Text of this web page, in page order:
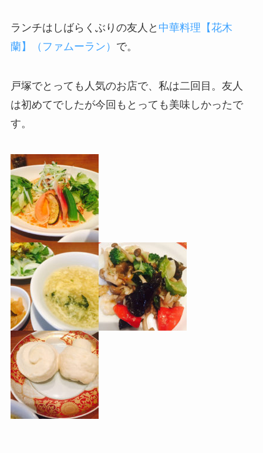
ランチはしばらくぶりの友人と 中華料理【花木
蘭】（ファムーラン） で。
戸塚でとっても人気のお店で、私は二回目。友人
は初めてでしたが今回もとっても美味しかったで
す。